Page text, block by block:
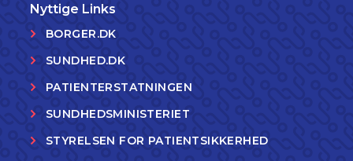
Nyttige Links
BORGER.DK
SUNDHED.DK
PATIENTERSTATNINGEN
SUNDHEDSMINISTERIET
STYRELSEN FOR PATIENTSIKKERHED